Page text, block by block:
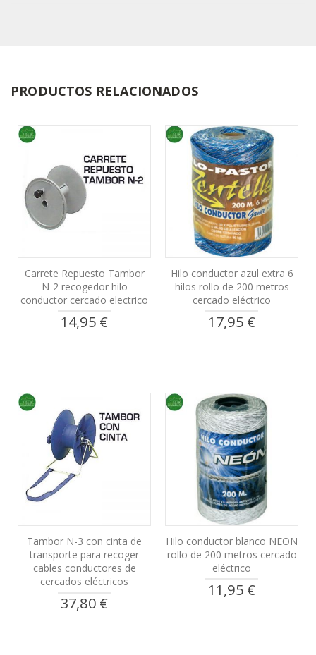
PRODUCTOS RELACIONADOS
Carrete Repuesto Tambor
N-2 recogedor hilo
conductor cercado electrico
14,95 €
Hilo conductor azul extra 6
hilos rollo de 200 metros
cercado eléctrico
17,95 €
Tambor N-3 con cinta de
transporte para recoger
cables conductores de
cercados eléctricos
37,80 €
Hilo conductor blanco NEON
rollo de 200 metros cercado
eléctrico
11,95 €